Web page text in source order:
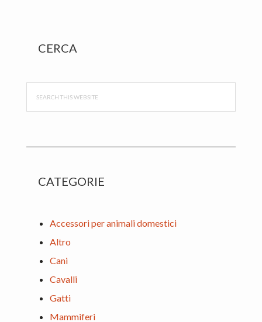
Primary
CERCA
CATEGORIE
Accessori per animali domestici
Altro
Cani
Cavalli
Gatti
Mammiferi